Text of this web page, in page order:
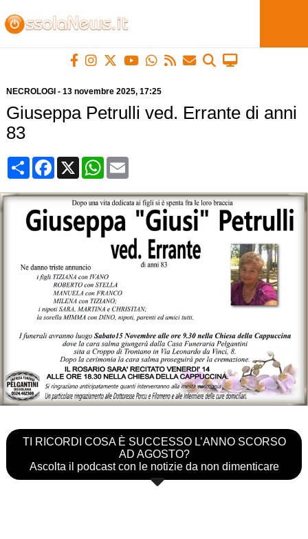
NECROLOGI - 13 novembre 2025, 17:25
Giuseppa Petrulli ved. Errante di anni
83
CondividiFacebook
X WhatsApp
Email
TI RICORDI COSA È SUCCESSO L’ANNO SCORSO
AD AGOSTO?
Ascolta il podcast con le notizie da non dimenticare